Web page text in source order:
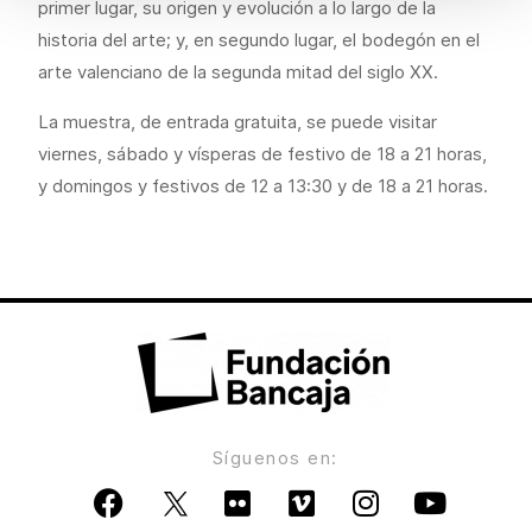
primer lugar, su origen y evolución a lo largo de la
historia del arte; y, en segundo lugar, el bodegón en el
arte valenciano de la segunda mitad del siglo XX.
La muestra, de entrada gratuita, se puede visitar
viernes, sábado y vísperas de festivo de 18 a 21 horas,
y domingos y festivos de 12 a 13:30 y de 18 a 21 horas.
Síguenos en: